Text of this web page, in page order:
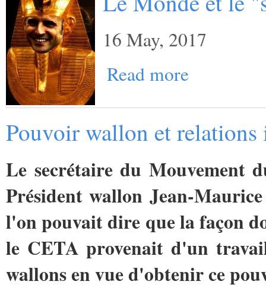
16 May, 2017
Read more
Pouvoir wallon et relations
Le secrétaire du Mouvement
Président wallon Jean-
l'on pouvait dire que la façon
le CETA provenait d'un
wallons en vue d'obtenir ce